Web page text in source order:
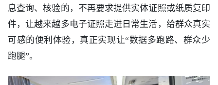
息查询、核验的，不再要求提供实体证照或纸质复印
件，让越来越多电子证照走进日常生活，给群众真实
可感的便利体验，真正实现让“数据多跑路、群众少
跑腿”。